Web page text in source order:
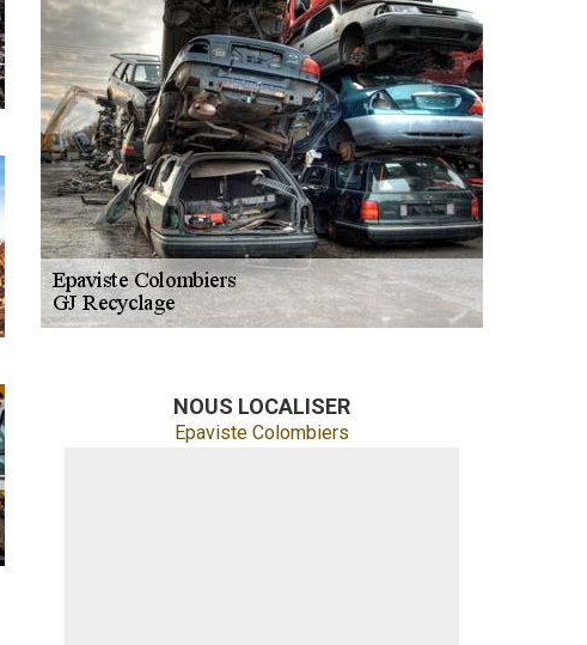
NOUS LOCALISER
Epaviste Colombiers